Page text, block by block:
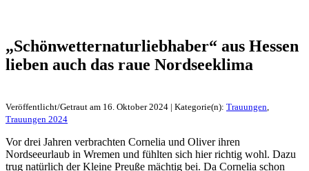
„Schönwetternaturliebhaber“ aus Hessen
lieben auch das raue Nordseeklima
Veröffentlicht/Getraut am 16. Oktober 2024 | Kategorie(n): Trauungen
Trauungen 2024
Vor drei Jahren verbrachten Cornelia und Oliver ihren
Nordseeurlaub in Wremen und fühlten sich hier richtig wohl. Dazu
trug natürlich der Kleine Preuße mächtig bei. Da Cornelia schon